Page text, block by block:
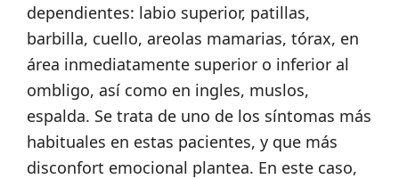
dependientes: labio superior, patillas,
barbilla, cuello, areolas mamarias, tórax, en
área inmediatamente superior o inferior al
ombligo, así como en ingles, muslos,
espalda. Se trata de uno de los síntomas más
habituales en estas pacientes, y que más
disconfort emocional plantea. En este caso,